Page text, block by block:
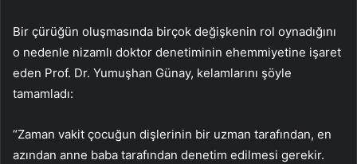
Bir çürüğün oluşmasında birçok değişkenin rol oynadığını
o nedenle nizamlı doktor denetiminin ehemmiyetine işaret
eden Prof. Dr. Yumuşhan Günay, kelamlarını şöyle
tamamladı:
“Zaman vakit çocuğun dişlerinin bir uzman tarafından, en
azından anne baba tarafından denetim edilmesi gerekir.